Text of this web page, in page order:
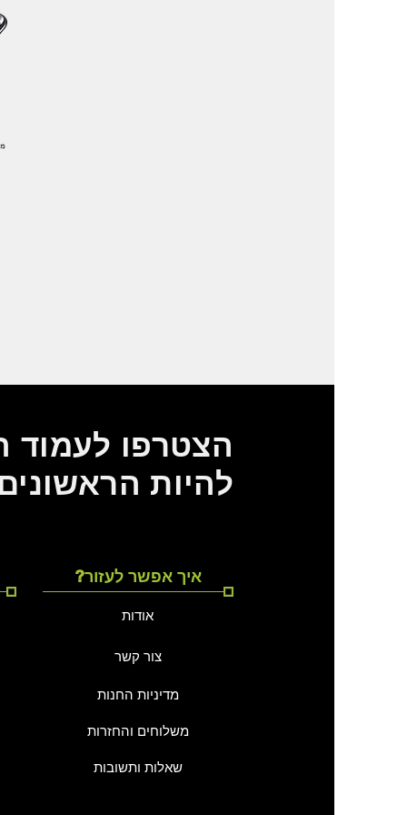
הצטרפו לעמוד
להיות
?איך אפשר לעזור
אודות
צור קשר
מדיניות החנות
משלוחים והחזרות
שאלות ותשובות